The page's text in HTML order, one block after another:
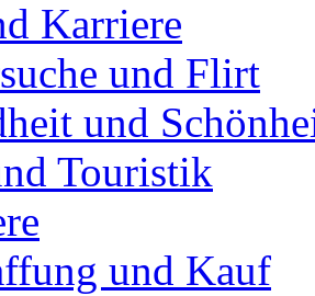
Karriere
und Flirt
und
Touristik
und Kauf